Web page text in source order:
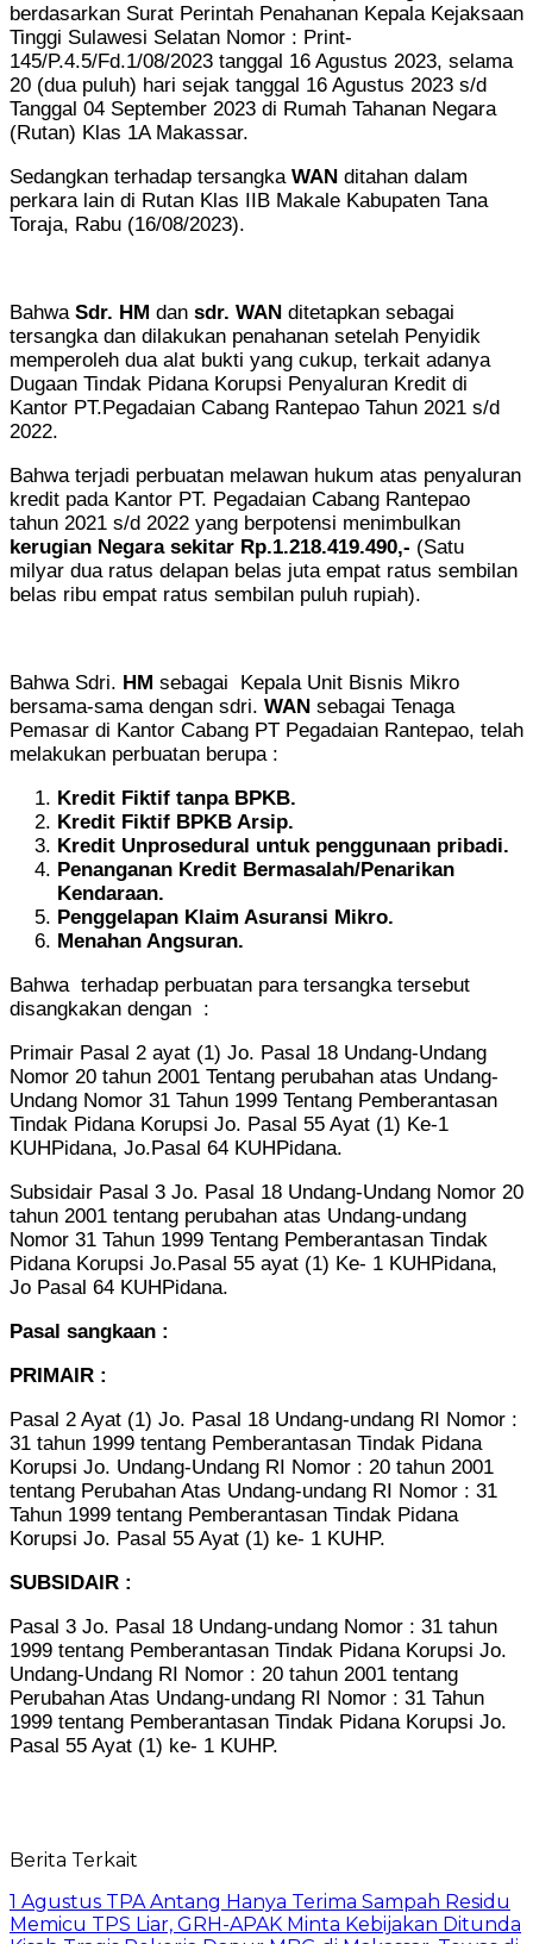
berdasarkan Surat Perintah Penahanan Kepala Kejaksaan
Tinggi Sulawesi Selatan Nomor : Print-
145/P.4.5/Fd.1/08/2023 tanggal 16 Agustus 2023, selama
20 (dua puluh) hari sejak tanggal 16 Agustus 2023 s/d
Tanggal 04 September 2023 di Rumah Tahanan Negara
(Rutan) Klas 1A Makassar.
Sedangkan terhadap tersangka WAN ditahan dalam
perkara lain di Rutan Klas IIB Makale Kabupaten Tana
Toraja, Rabu (16/08/2023).
Bahwa Sdr. HM dan sdr. WAN ditetapkan sebagai
tersangka dan dilakukan penahanan setelah Penyidik
memperoleh dua alat bukti yang cukup, terkait adanya
Dugaan Tindak Pidana Korupsi Penyaluran Kredit di
Kantor PT.Pegadaian Cabang Rantepao Tahun 2021 s/d
2022.
Bahwa terjadi perbuatan melawan hukum atas penyaluran
kredit pada Kantor PT. Pegadaian Cabang Rantepao
tahun 2021 s/d 2022 yang berpotensi menimbulkan
kerugian Negara sekitar Rp.1.218.419.490,- (Satu
milyar dua ratus delapan belas juta empat ratus sembilan
belas ribu empat ratus sembilan puluh rupiah).
Bahwa Sdri. HM sebagai Kepala Unit Bisnis Mikro
bersama-sama dengan sdri. WAN sebagai Tenaga
Pemasar di Kantor Cabang PT Pegadaian Rantepao, telah
melakukan perbuatan berupa :
Kredit Fiktif tanpa BPKB.
Kredit Fiktif BPKB Arsip.
Kredit Unprosedural untuk penggunaan pribadi.
Penanganan Kredit Bermasalah/Penarikan
Kendaraan.
Penggelapan Klaim Asuransi Mikro.
Menahan Angsuran.
Bahwa terhadap perbuatan para tersangka tersebut
disangkakan dengan :
Primair Pasal 2 ayat (1) Jo. Pasal 18 Undang-Undang
Nomor 20 tahun 2001 Tentang perubahan atas Undang-
Undang Nomor 31 Tahun 1999 Tentang Pemberantasan
Tindak Pidana Korupsi Jo. Pasal 55 Ayat (1) Ke-1
KUHPidana, Jo.Pasal 64 KUHPidana.
Subsidair Pasal 3 Jo. Pasal 18 Undang-Undang Nomor 20
tahun 2001 tentang perubahan atas Undang-undang
Nomor 31 Tahun 1999 Tentang Pemberantasan Tindak
Pidana Korupsi Jo.Pasal 55 ayat (1) Ke- 1 KUHPidana,
Jo Pasal 64 KUHPidana.
Pasal sangkaan :
PRIMAIR :
Pasal 2 Ayat (1) Jo. Pasal 18 Undang-undang RI Nomor :
31 tahun 1999 tentang Pemberantasan Tindak Pidana
Korupsi Jo. Undang-Undang RI Nomor : 20 tahun 2001
tentang Perubahan Atas Undang-undang RI Nomor : 31
Tahun 1999 tentang Pemberantasan Tindak Pidana
Korupsi Jo. Pasal 55 Ayat (1) ke- 1 KUHP.
SUBSIDAIR :
Pasal 3 Jo. Pasal 18 Undang-undang Nomor : 31 tahun
1999 tentang Pemberantasan Tindak Pidana Korupsi Jo.
Undang-Undang RI Nomor : 20 tahun 2001 tentang
Perubahan Atas Undang-undang RI Nomor : 31 Tahun
1999 tentang Pemberantasan Tindak Pidana Korupsi Jo.
Pasal 55 Ayat (1) ke- 1 KUHP.
Berita Terkait
1 Agustus TPA Antang Hanya Terima Sampah Residu
Memicu TPS Liar, GRH-APAK Minta Kebijakan Ditunda